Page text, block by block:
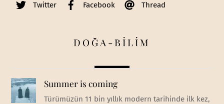
Twitter Facebook Thread
DOĞA-BİLİM
Summer is coming
Türümüzün 11 bin yıllık modern tarihinde ilk kez,